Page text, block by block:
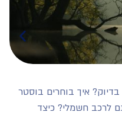
בוחרים בוסטר
חשמלי? כיצד
חבורה